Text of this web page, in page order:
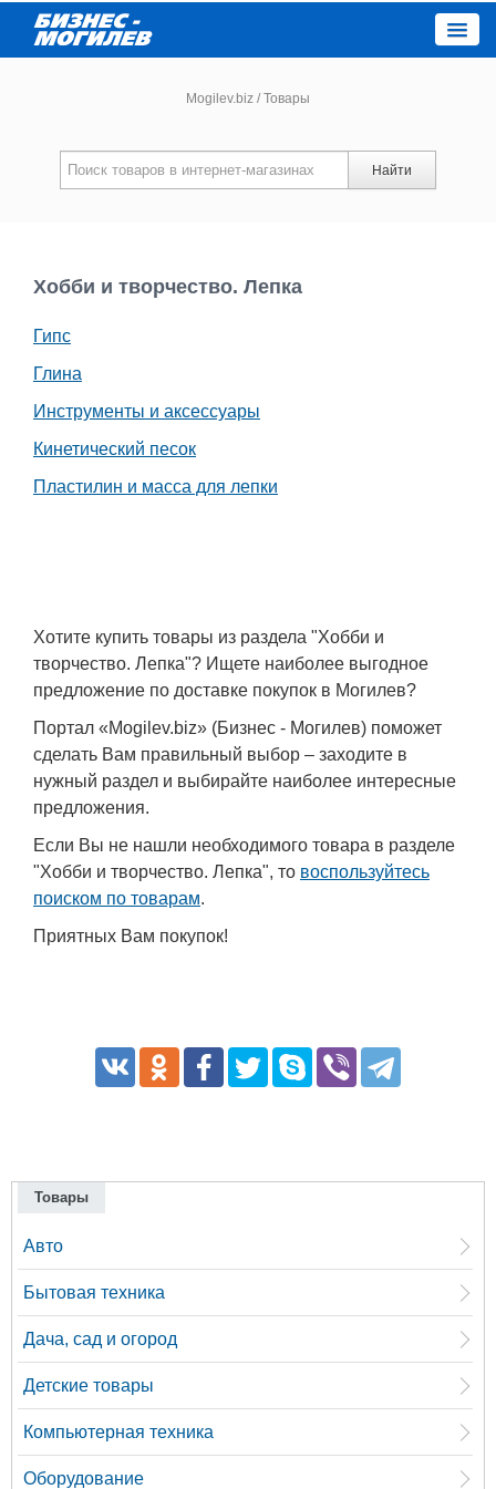
Новости компаний
Каталог
Работа
Объявления
Еще
Mogilev.biz /Товары
Найти
Хобби и творчество. Лепка
Гипс
Глина
Инструменты и аксессуары
Кинетический песок
Пластилин и масса для лепки
Хотите купить товары из раздела "Хобби и
творчество. Лепка"? Ищете наиболее выгодное
предложение по доставке покупок в Могилев?
Портал «Mogilev.biz» (Бизнес - Могилев) поможет
сделать Вам правильный выбор – заходите в
нужный раздел и выбирайте наиболее интересные
предложения.
Если Вы не нашли необходимого товара в разделе
"Хобби и творчество. Лепка", то воспользуйтесь
поиском по товарам.
Приятных Вам покупок!
Товары
Авто
Бытовая техника
Дача, сад и огород
Детские товары
Компьютерная техника
Оборудование